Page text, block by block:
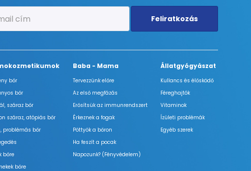
Feliratkozás
bőr
bőr
száraz bőr
száraz, atópiás bőr
problémás bőr
bőre
bőre
Baba - Mama
Tervezzünk előre
Az első megfázás
Erősítsük az immunrendszert
Érkeznek a fogak
Pöttyök a bőron
Ha feszít a pocak
Napozunk? (Fényvédelem)
Állatgyógyászat
Kullancs és élősködő
Féreghajtók
Vitaminok
Ízületi problémák
Egyéb szerek